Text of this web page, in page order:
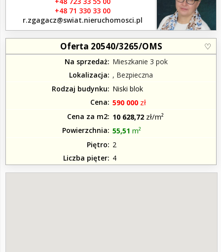
+48 71 330 33 00
r.zgagacz​@swiat.nieruchomosci.pl
Oferta 20540/3265/OMS
Na sprzedaż
Mieszkanie 3 pok
Lokalizacja
, Bezpieczna
Rodzaj budynku
Niski blok
Cena 590 000 zł
Cena za m2 10 628,72 zł/m²
Powierzchnia 55,51 m²
Piętro
2
Liczba pięter 4